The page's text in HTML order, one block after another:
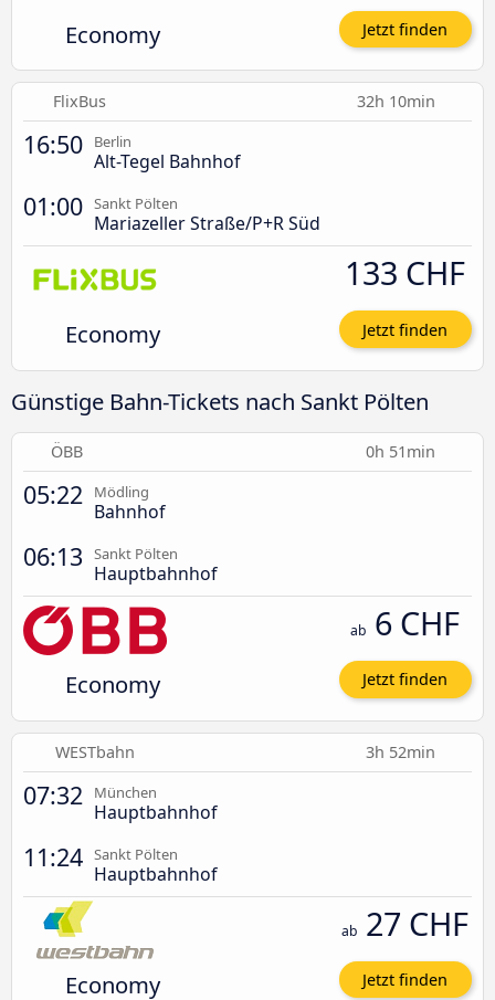
Economy Jetzt finden
FlixBus 32h 10min
16:50 Berlin
Alt-Tegel Bahnhof
01:00 Sankt Pölten
Mariazeller Straße/P+R Süd
Economy
133 CHF
Jetzt finden
Günstige Bahn-Tickets nach Sankt Pölten
ÖBB 0h 51min
05:22 Mödling
Bahnhof
06:13 Sankt Pölten
Hauptbahnhof
Economy
ab 6 CHF
Jetzt finden
WESTbahn 3h 52min
07:32 München
Hauptbahnhof
11:24 Sankt Pölten
Hauptbahnhof
Economy
ab 27 CHF
Jetzt finden